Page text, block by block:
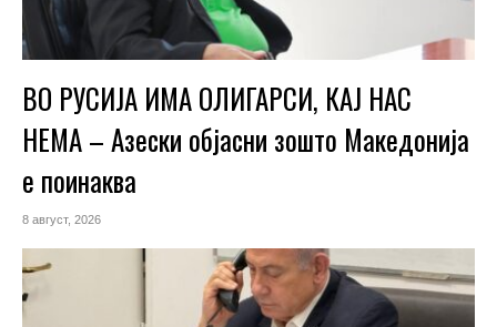
ВО РУСИЈА ИМА ОЛИГАРСИ, КАЈ НАС
НЕМА – Азески објасни зошто Македонија
е поинаква
8 август, 2026